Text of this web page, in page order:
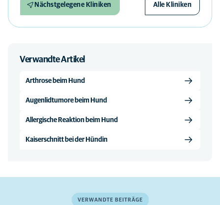
Nächstgelegene Kliniken Alle Kliniken
Verwandte Artikel
Arthrose beim Hund
Augenlidtumore beim Hund
Allergische Reaktion beim Hund
Kaiserschnitt bei der Hündin
VERWANDTE BEITRÄGE